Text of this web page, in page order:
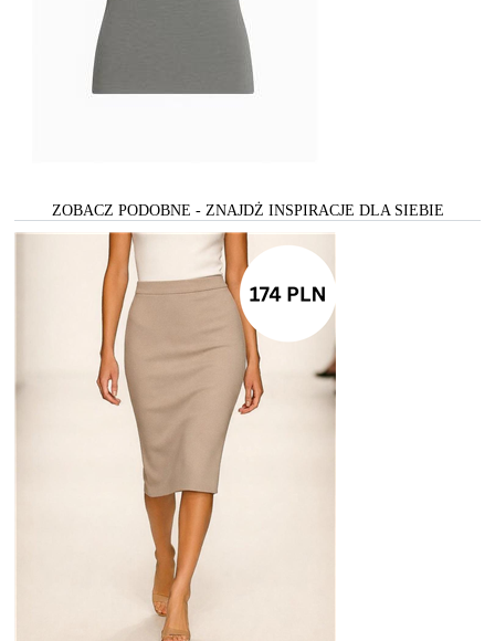
ZOBACZ PODOBNE - ZNAJDŻ INSPIRACJE DLA SIEBIE